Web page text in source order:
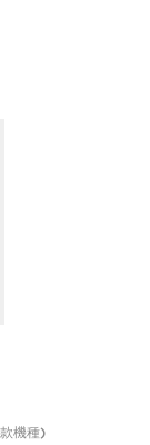
機種)